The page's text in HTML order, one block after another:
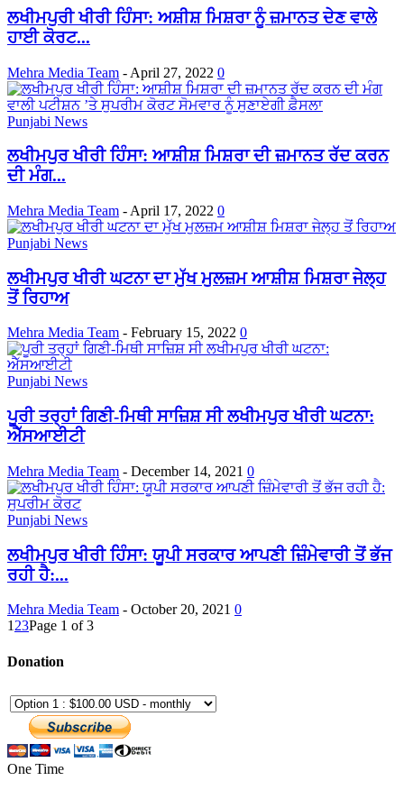
ਲਖੀਮਪੁਰੀ ਖੀਰੀ ਹਿੰਸਾ: ਅਸ਼ੀਸ਼ ਮਿਸ਼ਰਾ ਨੂੰ ਜ਼ਮਾਨਤ ਦੇਣ ਵਾਲੇ
ਹਾਈ ਕੋਰਟ...
Mehra Media Team - April 27, 2022 0
Punjabi News
ਲਖੀਮਪੁਰ ਖੀਰੀ ਹਿੰਸਾ: ਆਸ਼ੀਸ਼ ਮਿਸ਼ਰਾ ਦੀ ਜ਼ਮਾਨਤ ਰੱਦ ਕਰਨ
ਦੀ ਮੰਗ...
Mehra Media Team - April 17, 2022 0
Punjabi News
ਲਖੀਮਪੁਰ ਖੀਰੀ ਘਟਨਾ ਦਾ ਮੁੱਖ ਮੁਲਜ਼ਮ ਆਸ਼ੀਸ਼ ਮਿਸ਼ਰਾ ਜੇਲ੍ਹ
ਤੋਂ ਰਿਹਾਅ
Mehra Media Team - February 15, 2022 0
Punjabi News
ਪੂਰੀ ਤਰ੍ਹਾਂ ਗਿਣੀ-ਮਿਥੀ ਸਾਜ਼ਿਸ਼ ਸੀ ਲਖੀਮਪੁਰ ਖੀਰੀ ਘਟਨਾ:
ਐੱਸਆਈਟੀ
Mehra Media Team - December 14, 2021 0
Punjabi News
ਲਖੀਮਪੁਰ ਖੀਰੀ ਹਿੰਸਾ: ਯੂਪੀ ਸਰਕਾਰ ਆਪਣੀ ਜ਼ਿੰਮੇਵਾਰੀ ਤੋਂ ਭੱਜ
ਰਹੀ ਹੈ:...
Mehra Media Team - October 20, 2021 0
1 23Page 1 of 3
Donation
One Time